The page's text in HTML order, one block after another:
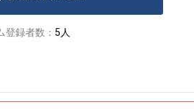
登録者数： 5人